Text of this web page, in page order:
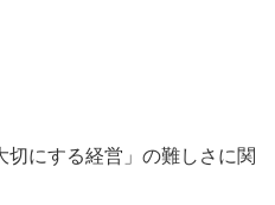
にする経営」の難しさに関